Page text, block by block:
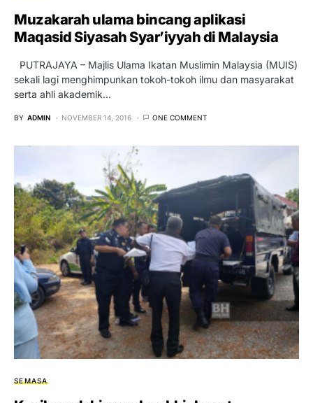
Muzakarah ulama bincang aplikasi
Maqasid Siyasah Syar’iyyah di Malaysia
PUTRAJAYA – Majlis Ulama Ikatan Muslimin Malaysia (MUIS)
sekali lagi menghimpunkan tokoh-tokoh ilmu dan masyarakat
serta ahli akademik…
BY ADMIN NOVEMBER 14, 2016 ONE COMMENT
SEMASA